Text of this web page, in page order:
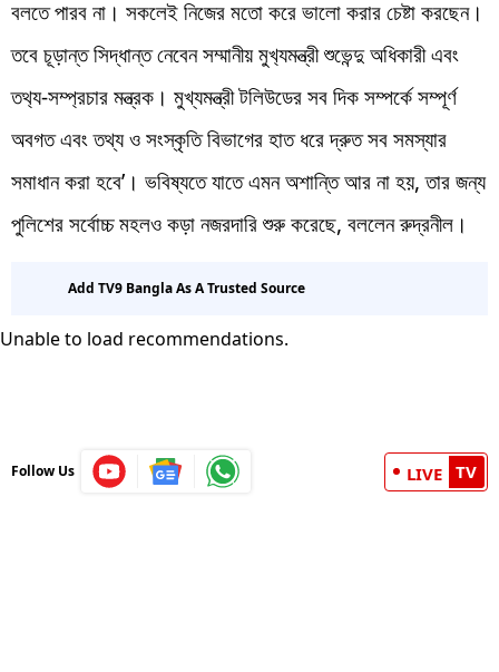
বলতে পারব না। সকলেই নিজের মতো করে ভালো করার চেষ্টা করছেন।
তবে চূড়ান্ত সিদ্ধান্ত নেবেন সম্মানীয় মুখ‍্যমন্ত্রী শুভেন্দু অধিকারী এবং
তথ‍্য-সম্প্রচার মন্ত্রক। মুখ্যমন্ত্রী টলিউডের সব দিক সম্পর্কে সম্পূর্ণ
অবগত এবং তথ্য ও সংস্কৃতি বিভাগের হাত ধরে দ্রুত সব সমস্যার
সমাধান করা হবে’। ভবিষ্যতে যাতে এমন অশান্তি আর না হয়, তার জন্য
পুলিশের সর্বোচ্চ মহলও কড়া নজরদারি শুরু করেছে, বললেন রুদ্রনীল।
Add TV9 Bangla As A Trusted Source
Unable to load recommendations.
Follow Us LIVE TV